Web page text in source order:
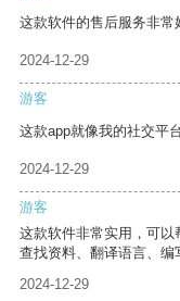
这款软件的售后服务非常
2024-12-29
游客
这款app就像我的社交平
2024-12-29
游客
这款软件非常实用，可
查找资料、翻译语言、编
2024-12-29